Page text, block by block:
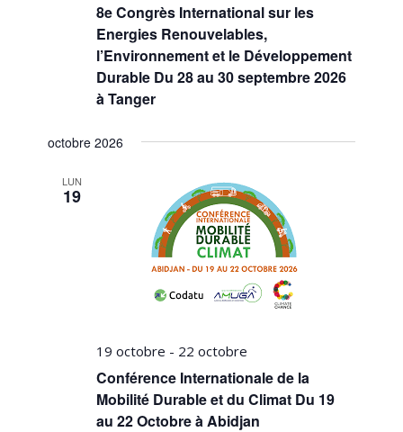
8e Congrès International sur les
Energies Renouvelables,
l’Environnement et le Développement
Durable Du 28 au 30 septembre 2026
à Tanger
octobre 2026
LUN
19
Conférence Internationale de la
Mobilité Durable et du Climat Du 19
au 22 Octobre à Abidjan
19 octobre - 22 octobre